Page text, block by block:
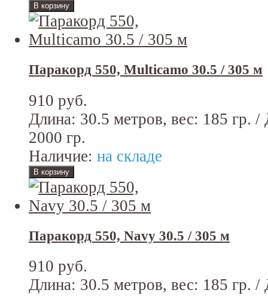
Паракорд 550, Multicamo 30.5 / 305 м
910 руб.
Длина: 30.5 метров, вес: 185 гр.
2000 гр.
Наличие: на складе
Паракорд 550, Navy 30.5 / 305 м
910 руб.
Длина: 30.5 метров, вес: 185 гр.